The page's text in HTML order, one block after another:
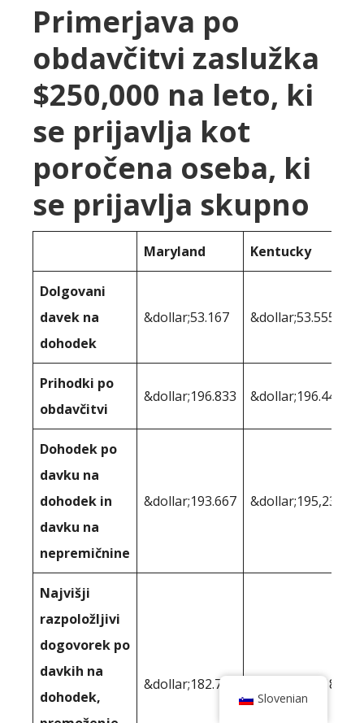
Primerjava po
obdavčitvi zaslužka
$250,000 na leto, ki
se prijavlja kot
poročena oseba, ki
se prijavlja skupno
Maryland Kentucky
Dolgovani
davek na
dohodek
&dollar;53.167 &dollar;53.555
Prihodki po
obdavčitvi
&dollar;196.833 &dollar;196.445
Dohodek po
davku na
dohodek in
davku na
nepremičnine
&dollar;193.667 &dollar;195,239
Najvišji
razpoložljivi
dogovorek po
davkih na
dohodek,
&dollar;182.704 &dollar;184,188
Slovenian